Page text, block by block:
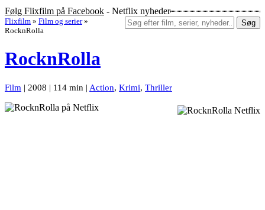
Følg Flixfilm på Facebook - Netflix nyheder
Søg
Flixfilm » Film og serier »
RocknRolla
RocknRolla
Film | 2008 | 114 min | Action, Krimi, Thriller